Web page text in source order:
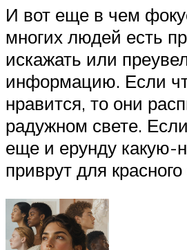
И вот еще в чем
многих людей есть
искажать или
информацию. Если
нравится, то они
радужном свете.
еще и ерунду какую-
приврут для